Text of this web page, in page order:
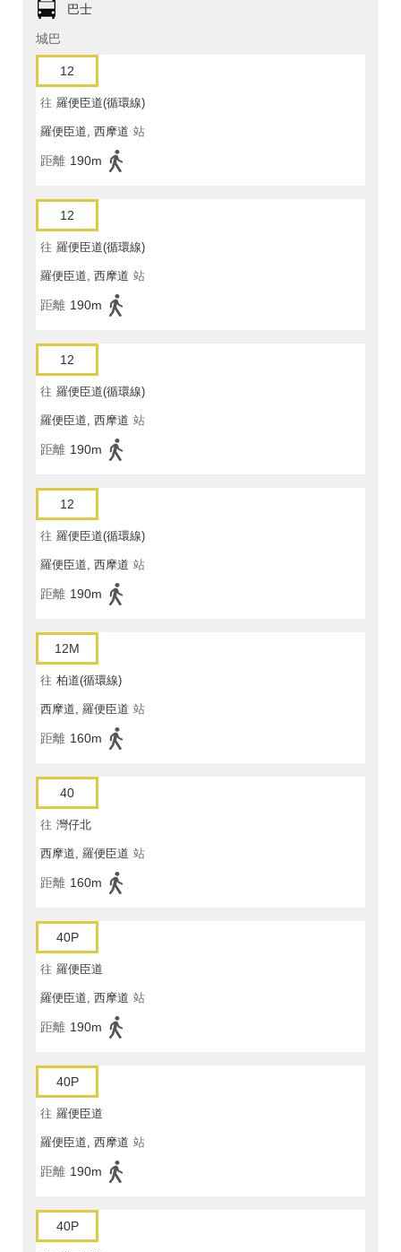
巴士
城巴
12
往 羅便臣道(循環線)
羅便臣道, 西摩道 站
距離 190m
12
往 羅便臣道(循環線)
羅便臣道, 西摩道 站
距離 190m
12
往 羅便臣道(循環線)
羅便臣道, 西摩道 站
距離 190m
12
往 羅便臣道(循環線)
羅便臣道, 西摩道 站
距離 190m
12M
往 柏道(循環線)
西摩道, 羅便臣道 站
距離 160m
40
往 灣仔北
西摩道, 羅便臣道 站
距離 160m
40P
往 羅便臣道
羅便臣道, 西摩道 站
距離 190m
40P
往 羅便臣道
羅便臣道, 西摩道 站
距離 190m
40P